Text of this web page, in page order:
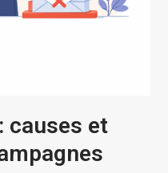
causes et